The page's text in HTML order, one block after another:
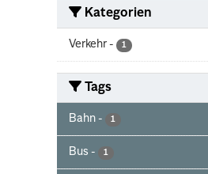
Kategorien
Verkehr - 1
Tags
Bahn - 1
Bus - 1